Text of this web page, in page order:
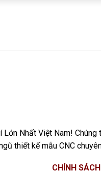
Lớn Nhất Việt Nam!
thiết kế mẫu CNC
CHÍNH SÁCH